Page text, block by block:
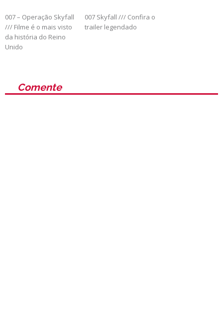
007 – Operação Skyfall
/// Filme é o mais visto
da história do Reino
Unido
007 Skyfall /// Confira o
trailer legendado
Comente